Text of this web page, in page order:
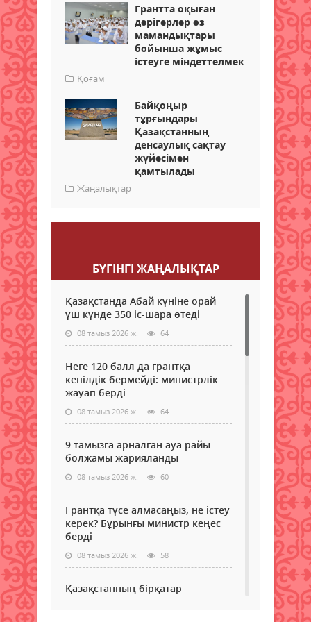
Грантта оқыған
дәрігерлер өз
мамандықтары
бойынша жұмыс
істеуге міндеттелмек
Қоғам
Байқоңыр
тұрғындары
Қазақстанның
денсаулық сақтау
жүйесімен
қамтылады
Жаңалықтар
БҮГІНГI ЖАҢАЛЫҚТАР
Қазақстанда Абай күніне орай
үш күнде 350 іс-шара өтеді
08 тамыз 2026 ж. 64
Неге 120 балл да грантқа
кепілдік бермейді: министрлік
жауап берді
08 тамыз 2026 ж. 64
9 тамызға арналған ауа райы
болжамы жарияланды
08 тамыз 2026 ж. 60
Грантқа түсе алмасаңыз, не істеу
керек? Бұрынғы министр кеңес
берді
08 тамыз 2026 ж. 58
Қазақстанның бірқатар